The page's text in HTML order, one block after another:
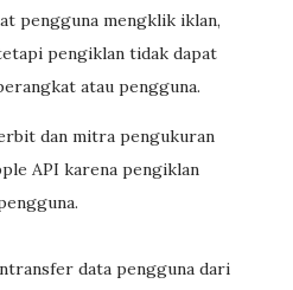
pengguna mengklik iklan,
pengiklan tidak dapat
atau pengguna.
dan mitra pengukuran
API karena pengiklan
data pengguna dari